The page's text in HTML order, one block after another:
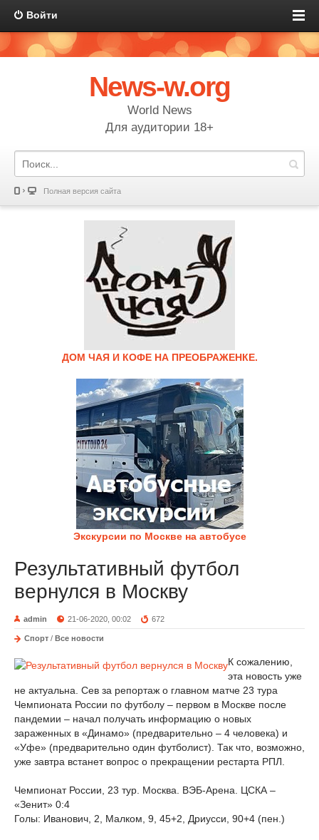
Войти
News-w.org
World News
Для аудитории 18+
Полная версия сайта
ДОМ ЧАЯ И КОФЕ НА ПРЕОБРАЖЕНКЕ.
Экскурсии по Москве на автобусе
Результативный футбол
вернулся в Москву
admin 21-06-2020, 00:02 672
Спорт / Все новости
К сожалению,
эта новость уже
не актуальна. Сев за репортаж о главном матче 23 тура
Чемпионата России по футболу – первом в Москве после
пандемии – начал получать информацию о новых
зараженных в «Динамо» (предварительно – 4 человека) и
«Уфе» (предварительно один футболист). Так что, возможно,
уже завтра встанет вопрос о прекращении рестарта РПЛ.
Чемпионат России, 23 тур. Москва. ВЭБ-Арена. ЦСКА –
«Зенит» 0:4
Голы: Иванович, 2, Малком, 9, 45+2, Дриусси, 90+4 (пен.)